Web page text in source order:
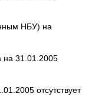
НБУ) на
на 31.01.2005
отсутствует